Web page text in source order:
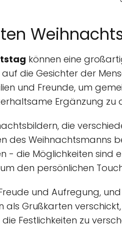
können eine
die Gesichter der
und Freunde, um
Ergänzung zu
die
des Weihnachtsmanns
die Möglichkeiten sind
den persönlichen
und Aufregung,
als Grußkarten
Festlichkeiten zu